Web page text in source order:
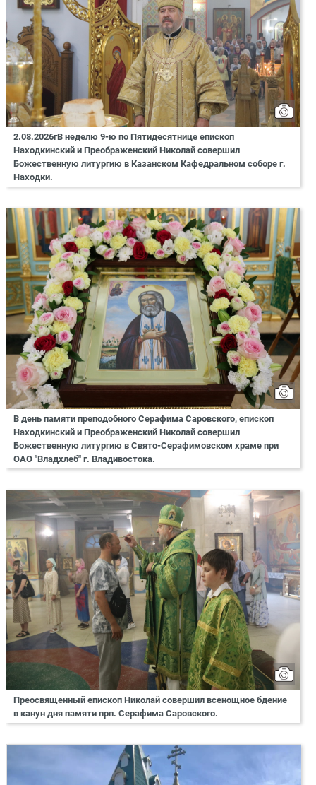
2.08.2026гВ неделю 9-ю по Пятидесятнице епископ
Находкинский и Преображенский Николай совершил
Божественную литургию в Казанском Кафедральном соборе г.
Находки.
В день памяти преподобного Серафима Саровского, епископ
Находкинский и Преображенский Николай совершил
Божественную литургию в Свято-Серафимовском храме при
ОАО "Владхлеб" г. Владивостока.
Преосвященный епископ Николай совершил всенощное бдение
в канун дня памяти прп. Серафима Саровского.